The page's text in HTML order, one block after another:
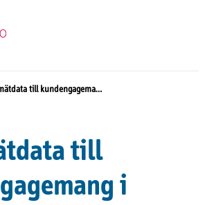
Från mätdata till kundengagemang i framtidens vattenförsörjning
till
i